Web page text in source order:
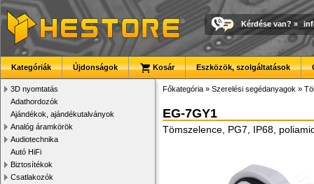
Kérdése van? »
Kategóriák Újdonságok Kosár Eszközök, szolgáltatások
3D nyomtatás
Adathordozók
Ajándékok, ajándékutalványok
Analóg áramkörök
Audiotechnika
Autó HiFi
Biztosítékok
Csatlakozók
Főkategória » Szerelési segédanyagok »
EG-7GY1
Tömszelence, PG7, IP68,